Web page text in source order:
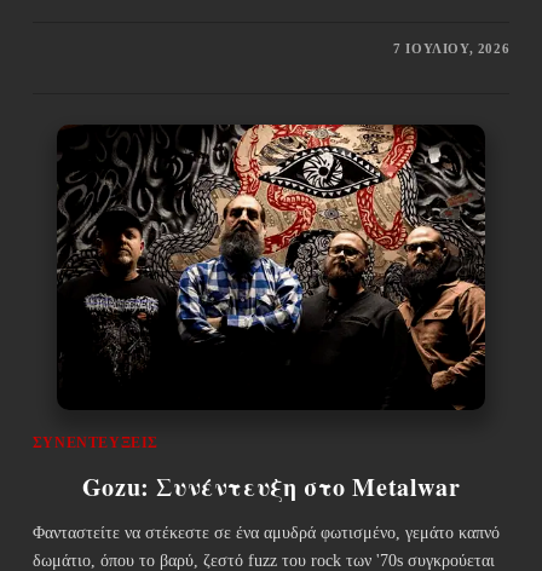
7 ΙΟΥΛΊΟΥ, 2026
ΣΥΝΕΝΤΕΎΞΕΙΣ
Gozu: Συνέντευξη στο Metalwar
Φανταστείτε να στέκεστε σε ένα αμυδρά φωτισμένο, γεμάτο καπνό
δωμάτιο, όπου το βαρύ, ζεστό fuzz του rock των '70s συγκρούεται